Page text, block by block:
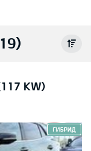
KW)
ГИБРИД